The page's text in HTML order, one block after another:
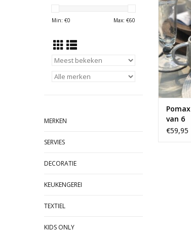
Min: €0 Max: €60
MERKEN
SERVIES
DECORATIE
KEUKENGEREI
TEXTIEL
KIDS ONLY
van 6
€59,95